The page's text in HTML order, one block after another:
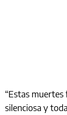
“Estas
silenciosa y